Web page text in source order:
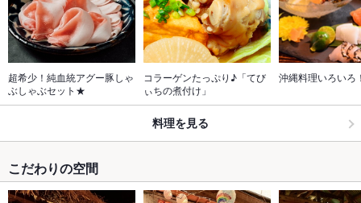
超希少！純血統アグー豚しゃ
ぶしゃぶセット★
コラーゲンたっぷり♪「てび
ぃちの煮付け」
沖縄料理いろいろ
料理を見る
こだわりの空間